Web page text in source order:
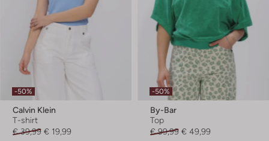
-50%
Calvin Klein
T-shirt
€ 39,99 € 19,99
-50%
By-Bar
Top
€ 99,99 € 49,99